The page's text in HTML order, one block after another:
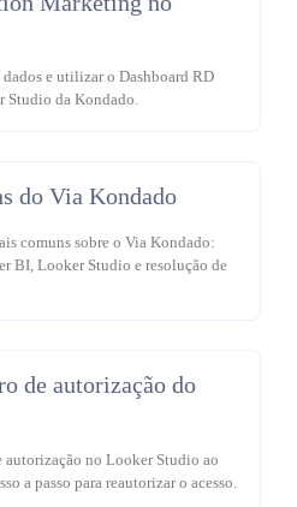
e utilizar o Dashboard RD
Studio da Kondado.
do Via Kondado
comuns sobre o Via Kondado:
BI, Looker Studio e resolução de
de autorização do
autorização no Looker Studio ao
a passo para reautorizar o acesso.